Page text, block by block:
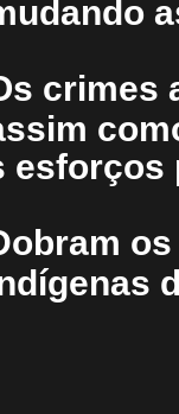
crimes
esforços